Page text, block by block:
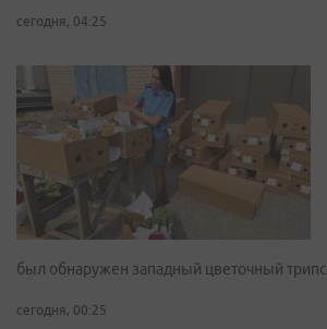
сегодня, 04:25
был обнаружен западный цветочный трипс
сегодня, 00:25